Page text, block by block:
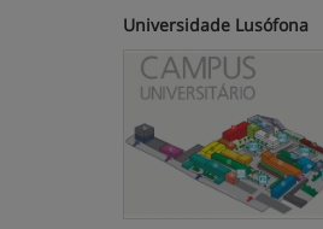
Universidade Lusófona